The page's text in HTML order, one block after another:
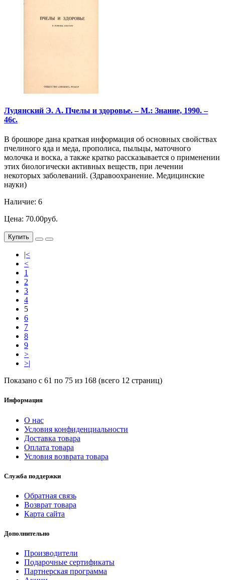
Лудянский Э. А. Пчелы и здоровье. – М.: Знание, 1990. –
46с.
В брошюре дана краткая информация об основных свойствах
пчелиного яда и меда, прополиса, пыльцы, маточного
молочка и воска, а также кратко рассказывается о применении
этих биологически активных веществ, при лечении
некоторых заболеваний. (Здравоохранение. Медицинские
науки)
Наличие: 6
Цена: 70.00руб.
Купить
|<
<
1
2
3
4
5
6
7
8
9
>
>|
Показано с 61 по 75 из 168 (всего 12 страниц)
Информация
О нас
Условия конфиденциальности
Доставка товара
Оплата товара
Условия возврата товара
Служба поддержки
Обратная связь
Возврат товара
Карта сайта
Дополнительно
Производители
Подарочные сертификаты
Партнерская программа